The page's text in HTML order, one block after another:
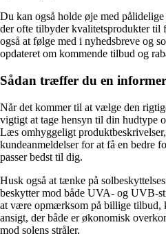
Du kan også holde øje med
der ofte tilbyder kvalitetsprodukter til
også at følge med i nyhedsbreve og
opdateret om kommende tilbud og
Sådan træffer du en
Når det kommer til at vælge den
vigtigt at tage hensyn til din hudtype
Læs omhyggeligt
kundeanmeldelser for at få en bedre
passer bedst til dig.
Husk også at tænke på
beskytter mod både UVA- og UVB-
at være opmærksom på billige tilbud,
ansigt, der både er økonomisk
mod solens stråler.